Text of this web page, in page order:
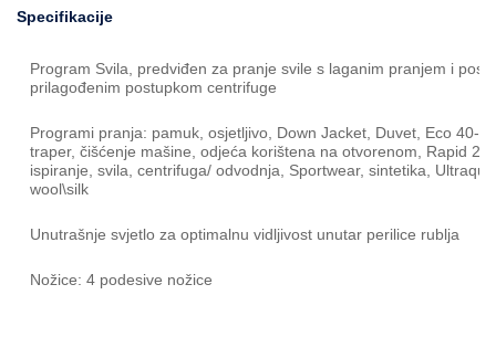
Specifikacije
Program Svila, predviđen za pranje svile s laganim pranjem i
prilagođenim postupkom centrifuge
Programi pranja: pamuk, osjetljivo, Down Jacket, Duvet, Eco 40-
traper, čišćenje mašine, odjeća korištena na otvorenom, Rapid 20
ispiranje, svila, centrifuga/ odvodnja, Sportwear, sintetika,
wool\silk
Unutrašnje svjetlo za optimalnu vidljivost unutar perilice rublja
Nožice: 4 podesive nožice